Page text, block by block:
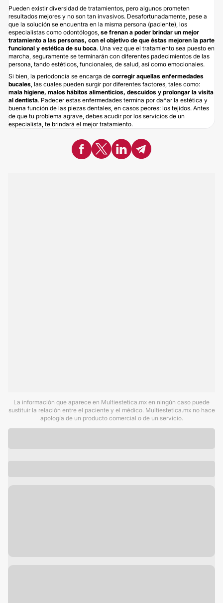
Pueden existir diversidad de tratamientos, pero algunos prometen
resultados mejores y no son tan invasivos. Desafortunadamente, pese a
que la solución se encuentra en la misma persona (paciente), los
especialistas como odontólogos, se frenan a poder brindar un mejor
tratamiento a las personas, con el objetivo de que éstas mejoren la parte
funcional y estética de su boca. Una vez que el tratamiento sea puesto en
marcha, seguramente se terminarán con diferentes padecimientos de las
persona, tando estéticos, funcionales, de salud, así como emocionales.
Si bien, la periodoncia se encarga de corregir aquellas enfermedades
bucales , las cuales pueden surgir por diferentes factores, tales como:
mala higiene, malos hábitos alimenticios, descuidos y prolongar la visita
al dentista. Padecer estas enfermedades termina por dañar la estética y
buena función de las piezas dentales, en casos peores: los tejidos. Antes
de que tu problema agrave, debes acudir por los servicios de un
especialista, te brindará el mejor tratamiento.
La información que aparece en Multiestetica.mx en ningún caso puede
sustituir la relación entre el paciente y el médico. Multiestetica.mx no hace
apología de un producto comercial o de un servicio.